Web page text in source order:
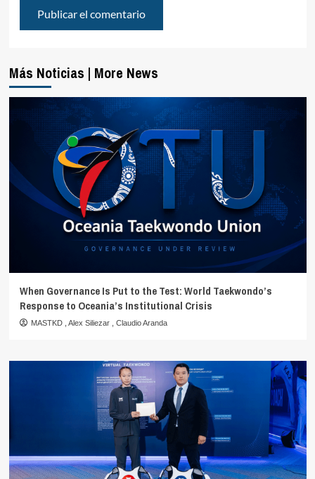
Más Noticias | More News
When Governance Is Put to the Test: World Taekwondo’s
Response to Oceania’s Institutional Crisis
MASTKD Alex Siliezar Claudio Aranda